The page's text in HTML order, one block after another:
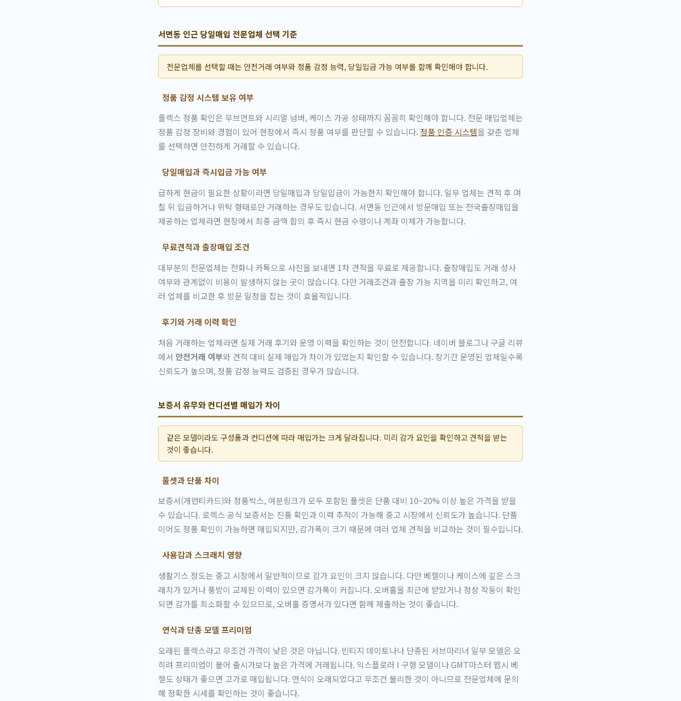
서면동 인근 당일매입 전문업체 선택 기준
전문업체를 선택할 때는 안전거래 여부와 정품 감정 능력, 당일입금 가능 여부를 함께 확인해야 합니다.
정품 감정 시스템 보유 여부
롤렉스 정품 확인은 무브먼트와 시리얼 넘버, 케이스 가공 상태까지 꼼꼼히 확인해야 합니다. 전문 매입업체는
정품 감정 장비와 경험이 있어 현장에서 즉시 정품 여부를 판단할 수 있습니다. 정품 인증 시스템을 갖춘 업체
를 선택하면 안전하게 거래할 수 있습니다.
당일매입과 즉시입금 가능 여부
급하게 현금이 필요한 상황이라면 당일매입과 당일입금이 가능한지 확인해야 합니다. 일부 업체는 견적 후 며
칠 뒤 입금하거나 위탁 형태로만 거래하는 경우도 있습니다. 서면동 인근에서 방문매입 또는 전국출장매입을
제공하는 업체라면 현장에서 최종 금액 합의 후 즉시 현금 수령이나 계좌 이체가 가능합니다.
무료견적과 출장매입 조건
대부분의 전문업체는 전화나 카톡으로 사진을 보내면 1차 견적을 무료로 제공합니다. 출장매입도 거래 성사
여부와 관계없이 비용이 발생하지 않는 곳이 많습니다. 다만 거래조건과 출장 가능 지역을 미리 확인하고, 여
러 업체를 비교한 후 방문 일정을 잡는 것이 효율적입니다.
후기와 거래 이력 확인
처음 거래하는 업체라면 실제 거래 후기와 운영 이력을 확인하는 것이 안전합니다. 네이버 블로그나 구글 리뷰
에서 안전거래 여부와 견적 대비 실제 매입가 차이가 있었는지 확인할 수 있습니다. 장기간 운영된 업체일수록
신뢰도가 높으며, 정품 감정 능력도 검증된 경우가 많습니다.
보증서 유무와 컨디션별 매입가 차이
같은 모델이라도 구성품과 컨디션에 따라 매입가는 크게 달라집니다. 미리 감가 요인을 확인하고 견적을 받는
것이 좋습니다.
풀셋과 단품 차이
보증서(개런티카드)와 정품박스, 여분링크가 모두 포함된 풀셋은 단품 대비 10~20% 이상 높은 가격을 받을
수 있습니다. 로렉스 공식 보증서는 진품 확인과 이력 추적이 가능해 중고 시장에서 신뢰도가 높습니다. 단품
이어도 정품 확인이 가능하면 매입되지만, 감가폭이 크기 때문에 여러 업체 견적을 비교하는 것이 필수입니다.
사용감과 스크래치 영향
생활기스 정도는 중고 시장에서 일반적이므로 감가 요인이 크지 않습니다. 다만 베젤이나 케이스에 깊은 스크
래치가 있거나 풍방이 교체된 이력이 있으면 감가폭이 커집니다. 오버홀을 최근에 받았거나 정상 작동이 확인
되면 감가를 최소화할 수 있으므로, 오버홀 증명서가 있다면 함께 제출하는 것이 좋습니다.
연식과 단종 모델 프리미엄
오래된 롤렉스라고 무조건 가격이 낮은 것은 아닙니다. 빈티지 데이토나나 단종된 서브마리너 일부 모델은 오
히려 프리미엄이 붙어 출시가보다 높은 가격에 거래됩니다. 익스플로러 I 구형 모델이나 GMT마스터 펩시 베
젤도 상태가 좋으면 고가로 매입됩니다. 연식이 오래되었다고 무조건 불리한 것이 아니므로 전문업체에 문의
해 정확한 시세를 확인하는 것이 좋습니다.